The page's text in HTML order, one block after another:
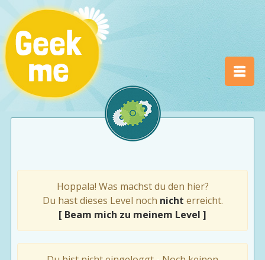
Hoppala! Was machst du den hier?
Du hast dieses Level noch nicht erreicht.
[ Beam mich zu meinem Level ]